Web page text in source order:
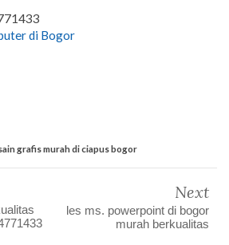
di Bogor
grafis murah di ciapus bogor
Next
les ms. powerpoint di bogor
murah berkualitas